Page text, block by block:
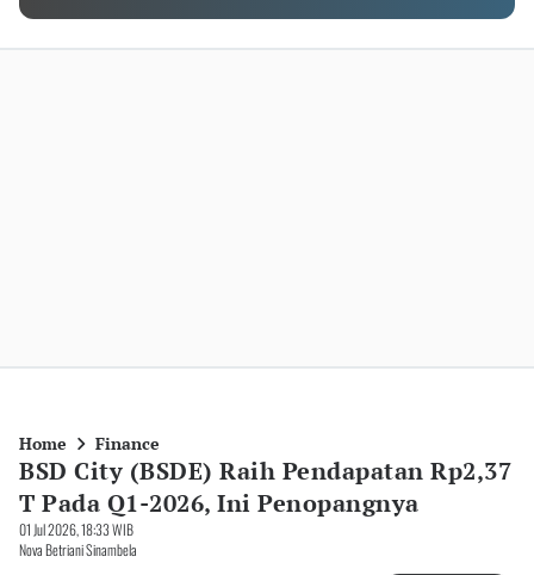
Home Finance
BSD City (BSDE) Raih Pendapatan Rp2,37
T Pada Q1-2026, Ini Penopangnya
01 Jul 2026, 18:33 WIB
Nova Betriani Sinambela